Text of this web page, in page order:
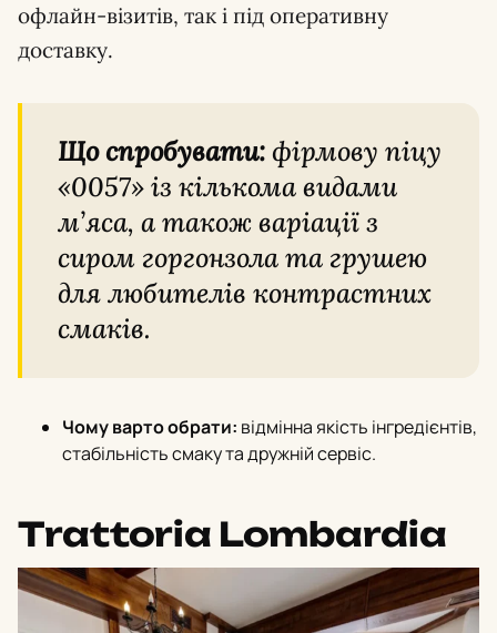
офлайн-візитів, так і під оперативну
доставку.
Що спробувати:фірмову піцу
«0057» із кількома видами
м’яса, а також варіації з
сиром горгонзола та грушею
для любителів контрастних
смаків.
Чому варто обрати: відмінна якість інгредієнтів,
стабільність смаку та дружній сервіс.
Trattoria Lombardia